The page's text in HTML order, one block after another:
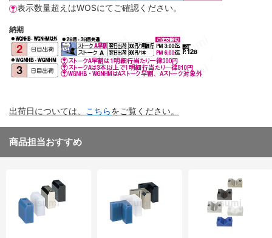
表示数量超えはWOSにてご確認ください。
納期
出荷日については、 こちらをご覧ください。
商品担当おすすめ